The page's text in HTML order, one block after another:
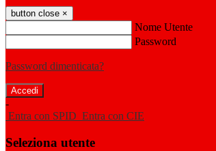
button close ×
Nome Utente
Password
Password dimenticata?
-
Entra con SPID Entra con CIE
Seleziona utente